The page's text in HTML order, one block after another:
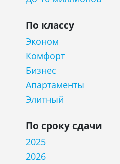
По классу
Эконом
Комфорт
Бизнес
Апартаменты
Элитный
По сроку сдачи
2025
2026